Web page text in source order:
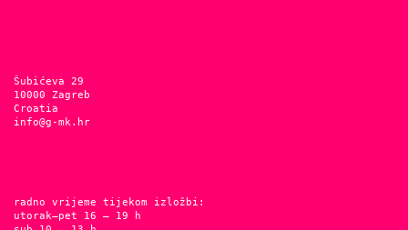
Šubićeva 29
10000 Zagreb
Croatia
info@g-mk.hr
radno vrijeme tijekom izložbi:
utorak–pet 16 – 19 h